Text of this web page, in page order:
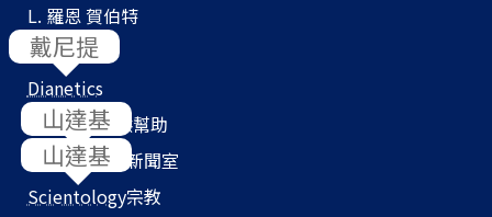
L. 羅恩 賀伯特
教會搜尋器
Dianetics
我們如何提供幫助
Scientology
新聞室
Scientology宗教